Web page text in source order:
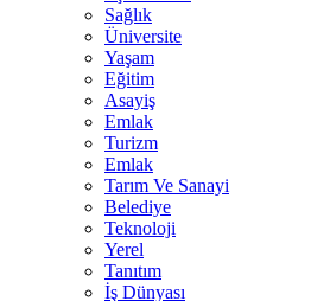
Sağlık
Üniversite
Yaşam
Eğitim
Asayiş
Emlak
Turizm
Emlak
Tarım Ve Sanayi
Belediye
Teknoloji
Yerel
Tanıtım
İş Dünyası